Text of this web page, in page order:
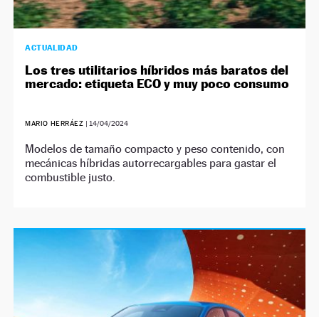
ACTUALIDAD
Los tres utilitarios híbridos más baratos del
mercado: etiqueta ECO y muy poco consumo
MARIO HERRÁEZ | 14/04/2024
Modelos de tamaño compacto y peso contenido, con
mecánicas híbridas autorrecargables para gastar el
combustible justo.